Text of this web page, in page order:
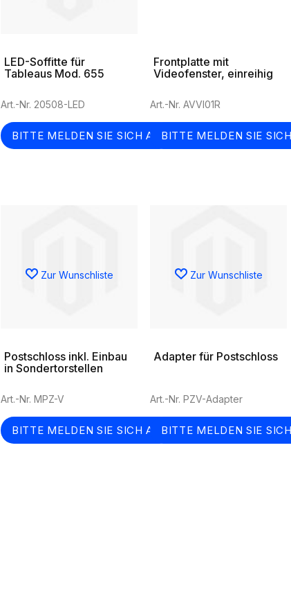
LED-Soffitte für
Tableaus Mod. 655
Art.-Nr. 20508-LED
BITTE MELDEN SIE SICH AN
Frontplatte mit
Videofenster, einreihig
Art.-Nr. AVVI01R
BITTE MELDEN SIE SICH
Zur Wunschliste
Postschloss inkl. Einbau
in Sondertorstellen
Art.-Nr. MPZ-V
BITTE MELDEN SIE SICH AN
Zur Wunschliste
Adapter für Postschloss
Art.-Nr. PZV-Adapter
BITTE MELDEN SIE SICH